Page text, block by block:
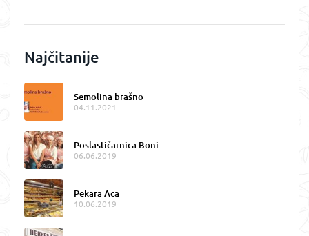
Najčitanije
Semolina brašno
04.11.2021
Poslastičarnica Boni
06.06.2019
Pekara Aca
10.06.2019